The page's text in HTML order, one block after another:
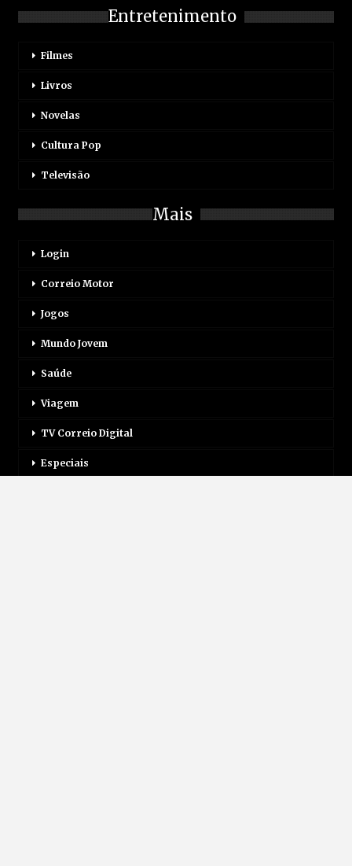
Entretenimento
Filmes
Livros
Novelas
Cultura Pop
Televisão
Mais
Login
Correio Motor
Jogos
Mundo Jovem
Saúde
Viagem
TV Correio Digital
Especiais